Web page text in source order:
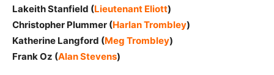
Lakeith Stanfield (Lieutenant Eliott)
Christopher Plummer (Harlan Trombley)
Katherine Langford (Meg Trombley)
Frank Oz (Alan Stevens)